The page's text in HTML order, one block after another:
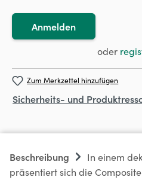
Anmelden
oder
Zum Merkzettel hinzufügen
Sicherheits- und
Beschreibung
In einem
präsentiert sich die